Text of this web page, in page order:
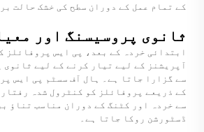
کے تمام عمل کے دوران سطح کی خشک حالت
ثانوی پروسیسنگ اور
ابتدائی خردہ کے بعد، پی ایس پروفائلز
آپریشنز کے لیے تیار کرنے کے لیے ثانوی
سے گزارا جاتا ہے۔ ہال آف سسٹم پی ایس
کے ذریعے پروفائلز کو کنٹرول شدہ
سے خردہ اور کٹنگ کے دوران مناسب تناؤ
ڈسٹورشن روکا جاتا ہے۔